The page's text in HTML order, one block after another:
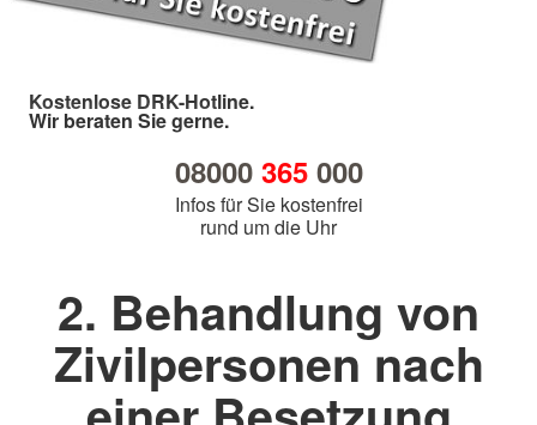
Kostenlose DRK-Hotline.
Wir beraten Sie gerne.
08000 365000
Infos für Sie kostenfrei
rund um die Uhr
2. Behandlung von
Zivilpersonen nach